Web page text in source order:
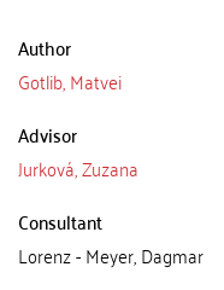
Author
Gotlib, Matvei
Advisor
Jurková, Zuzana
Consultant
Lorenz - Meyer, Dagmar